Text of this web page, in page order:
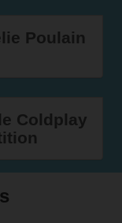
Poulain
Coldplay